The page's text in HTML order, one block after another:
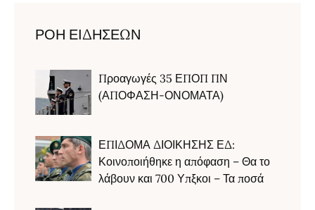
ΡΟΗ ΕΙΔΗΣΕΩΝ
Προαγωγές 35 ΕΠΟΠ ΠΝ
(ΑΠΟΦΑΣΗ-ΟΝΟΜΑΤΑ)
ΕΠΙΔΟΜΑ ΔΙΟΙΚΗΣΗΣ ΕΔ:
Κοινοποιήθηκε η απόφαση – Θα το
λάβουν και 700 Υπξκοι – Τα ποσά